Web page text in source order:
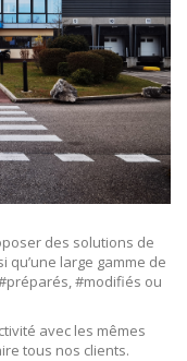
des solutions de
large gamme de
#modifiés ou
avec les mêmes
tous nos clients.